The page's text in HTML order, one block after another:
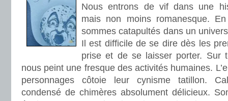
Nous entrons de vif dans une
mais non moins romanesque.
sommes catapultés dans un
Il est difficile de se dire dès les
prise et de se laisser porter. Sur
nous peint une fresque des activités humaines.
personnages côtoie leur cynisme tatillon.
condensé de chimères absolument délicieux.